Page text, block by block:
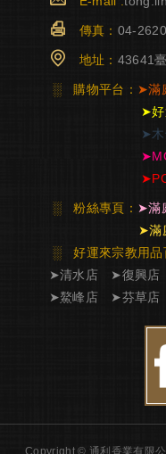
傳真： 04-
地址： 43641
░ 購物平台： ➤滿
➤
➤
➤
➤
░粉絲專頁： ➤滿
➤滿
░ 好運來宗教用品
➤清水店 ➤復興店
➤鰲峰店 ➤芬草店
Copyright © 通利香業有限